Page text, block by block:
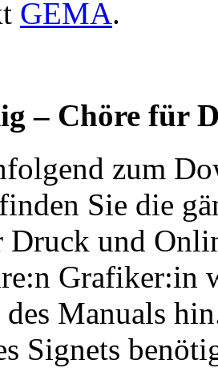
GEMA.
– Chöre für
zum
Sie die
Druck und
Grafiker:in
Manuals
Signets